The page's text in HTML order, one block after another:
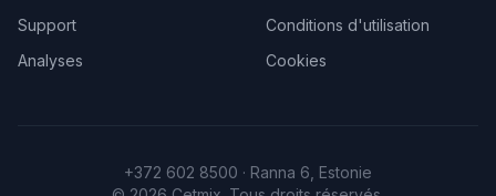
Support
Analyses
Conditions d'utilisation
Cookies
+372 602 8500 · Ranna 6, Estonie